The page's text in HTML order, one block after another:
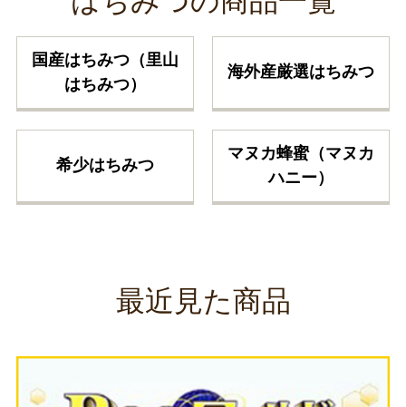
国産はちみつ（里山
はちみつ）
海外産厳選はちみつ
希少はちみつ
マヌカ蜂蜜（マヌカ
ハニー）
最近見た商品